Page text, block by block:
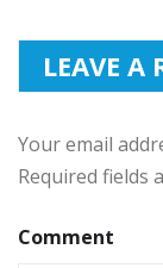
LEAVE A
Your email
Required fields
Comment